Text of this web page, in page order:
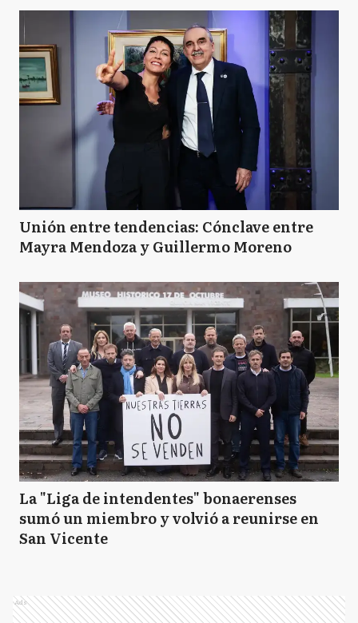
Unión entre tendencias: Cónclave entre
Mayra Mendoza y Guillermo Moreno
La "Liga de intendentes" bonaerenses
sumó un miembro y volvió a reunirse en
San Vicente
Ads